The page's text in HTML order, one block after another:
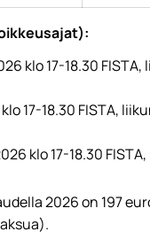
klo 17-18.30
17-18.30 FISTA,
klo 17-18.30
2026 on 197